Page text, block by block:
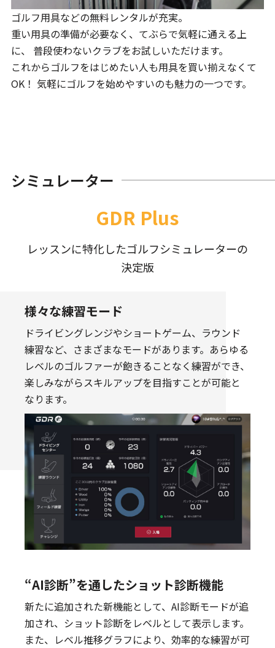
ゴルフ用具などの無料レンタルが充実。
重い用具の準備が必要なく、てぶらで気軽に通える上
に、 普段使わないクラブをお試しいただけます。
これからゴルフをはじめたい人も用具を買い揃えなくて
OK！ 気軽にゴルフを始めやすいのも魅力の一つです。
シミュレーター
GDR Plus
レッスンに特化したゴルフシミュレーターの
決定版
様々な練習モード
ドライビングレンジやショートゲーム、ラウンド
練習など、さまざまなモードがあります。あらゆる
レベルのゴルファーが飽きることなく練習ができ、
楽しみながらスキルアップを目指すことが可能と
なります。
“AI診断”を通したショット診断機能
新たに追加された新機能として、AI診断モードが追
加され、ショット診断をレベルとして表示します。
また、レベル推移グラフにより、効率的な練習が可